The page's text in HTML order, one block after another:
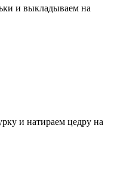
и выкладываем на
и натираем цедру на